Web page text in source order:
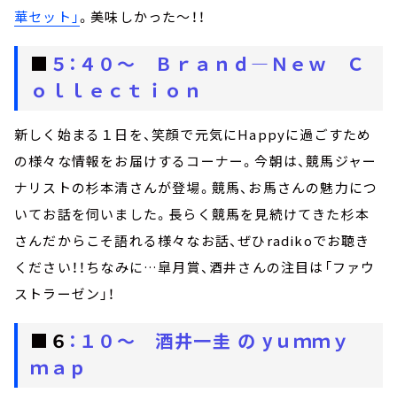
華セット」。美味しかった～！！
■ ５：４０～ Ｂｒａｎｄ―Ｎｅｗ Ｃ
ｏｌｌｅｃｔｉｏｎ
新しく始まる１日を、笑顔で元気にHappyに過ごすため
の様々な情報をお届けするコーナー。今朝は、競馬ジャー
ナリストの杉本清さんが登場。競馬、お馬さんの魅力につ
いてお話を伺いました。長らく競馬を見続けてきた杉本
さんだからこそ語れる様々なお話、ぜひradikoでお聴き
ください！！ちなみに…皐月賞、酒井さんの注目は「ファウ
ストラーゼン」！
■６ ：１０～ 酒井一圭 の yｕｍｍｙ
ｍａｐ